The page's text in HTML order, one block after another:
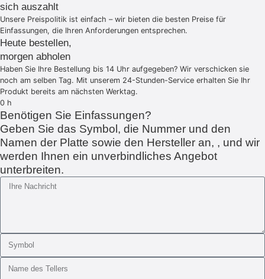
sich auszahlt
Unsere Preispolitik ist einfach – wir bieten die besten Preise für
Einfassungen, die Ihren Anforderungen entsprechen.
Heute bestellen,
morgen abholen
Haben Sie Ihre Bestellung bis 14 Uhr aufgegeben? Wir verschicken sie
noch am selben Tag. Mit unserem 24-Stunden-Service erhalten Sie Ihr
Produkt bereits am nächsten Werktag.
0 h
Benötigen Sie Einfassungen?
Geben Sie das Symbol, die Nummer und den
Namen der Platte sowie den Hersteller an, , und wir
werden Ihnen ein unverbindliches Angebot
unterbreiten.